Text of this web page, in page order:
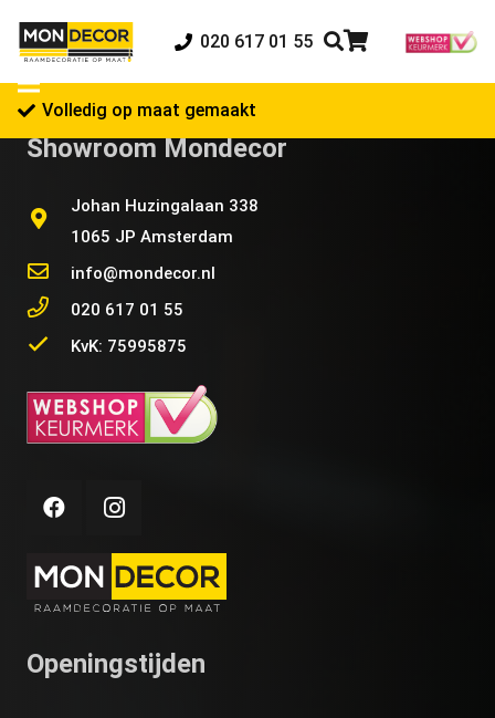
020 617 01 55
Volledig op maat gemaakt
Showroom Mondecor
Johan Huzingalaan 338
1065 JP Amsterdam
info@mondecor.nl
020 617 01 55
KvK: 75995875
Openingstijden